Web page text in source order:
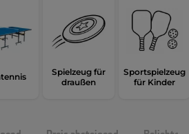
Spielzeug für
draußen
Sportspielzeug
für Kinder